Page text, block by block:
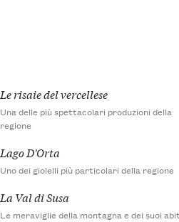
Le risaie del vercellese
Una delle più spettacolari produzioni della
regione
Lago D'Orta
Uno dei gioielli più particolari della regione
La Val di Susa
Le meraviglie della montagna e dei suoi